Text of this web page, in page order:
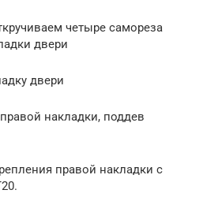
четыре самореза
двери
двери
накладки, поддев
правой накладки с